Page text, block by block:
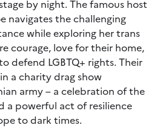
by night. The famous host
navigates the challenging
while exploring her trans
courage, love for their home,
defend LGBTQ+ rights. Their
a charity drag show
army – a celebration of the
a powerful act of resilience
to dark times.